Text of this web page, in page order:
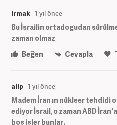
Irmak 1 yıl önce
Bu İsrailin ortadogudan
zaman olmaz
Beğen
Cevapla
alip 1 yıl önce
Madem İran ın nükleer tehdidi
ediyor İsrail, o zaman ABD
boş işler bunlar.